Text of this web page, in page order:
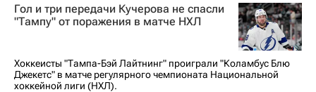
Коламбус Блю Джекетс
Национальная хоккейная лига (НХЛ)
Гол и три передачи Кучерова не спасли
"Тампу" от поражения в матче НХЛ
Хоккеисты "Тампа-Бэй Лайтнинг" проиграли "Коламбус Блю
Джекетс" в матче регулярного чемпионата Национальной
хоккейной лиги (НХЛ).